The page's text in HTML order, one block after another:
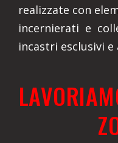
realizzate con
incernierati e
incastri esclusivi